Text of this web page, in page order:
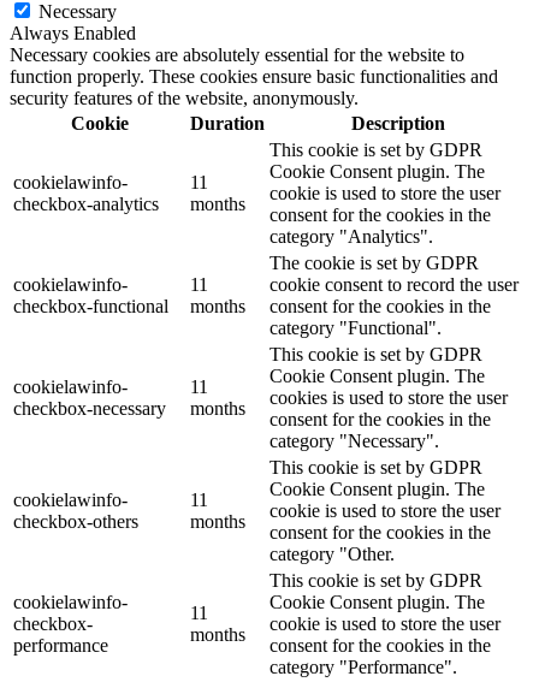
Necessary
Always Enabled
Necessary cookies are absolutely essential for the website to
function properly. These cookies ensure basic functionalities and
security features of the website, anonymously.
Cookie
Duration Description
cookielawinfo-
checkbox-analytics
11
months
This cookie is set by GDPR
Cookie Consent plugin. The
cookie is used to store the user
consent for the cookies in the
category "Analytics".
cookielawinfo-
checkbox-functional
11
months
The cookie is set by GDPR
cookie consent to record the user
consent for the cookies in the
category "Functional".
cookielawinfo-
checkbox-necessary
11
months
This cookie is set by GDPR
Cookie Consent plugin. The
cookies is used to store the user
consent for the cookies in the
category "Necessary".
cookielawinfo-
checkbox-others
11
months
This cookie is set by GDPR
Cookie Consent plugin. The
cookie is used to store the user
consent for the cookies in the
category "Other.
cookielawinfo-
checkbox-
performance
11
months
This cookie is set by GDPR
Cookie Consent plugin. The
cookie is used to store the user
consent for the cookies in the
category "Performance".